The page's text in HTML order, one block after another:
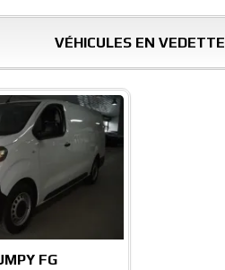
VÉHICULES EN VEDETTE
FG